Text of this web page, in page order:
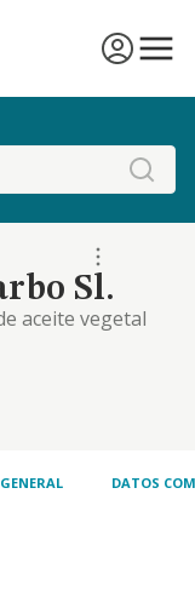
Sl.
aceite vegetal
DATOS